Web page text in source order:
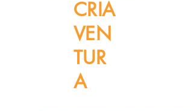
CRIA
VEN
TUR
A